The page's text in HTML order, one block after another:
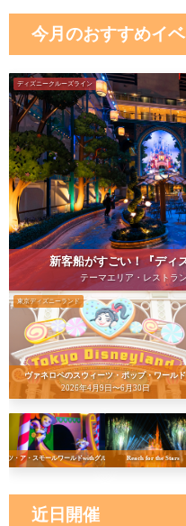
今月のおすすめイ
ディズニークルーズライン
新客船がすごい！『ディ
テーマエリア・レストラ
東京ディズニーランド
ヴァネロペのスウィーツ・ポップ・ワールド
2026年4月9日〜6月30日
ッツ・ア・スモールワールドwithグルート Reach for the Stars
近日開催